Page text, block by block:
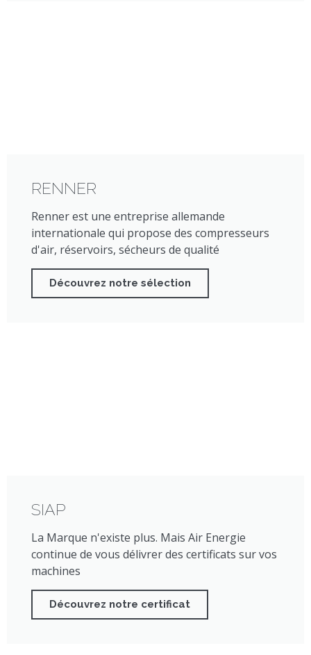
RENNER
Renner est une entreprise allemande
internationale qui propose des compresseurs
d'air, réservoirs, sécheurs de qualité
Découvrez notre sélection
SIAP
La Marque n'existe plus. Mais Air Energie
continue de vous délivrer des certificats sur vos
machines
Découvrez notre certificat